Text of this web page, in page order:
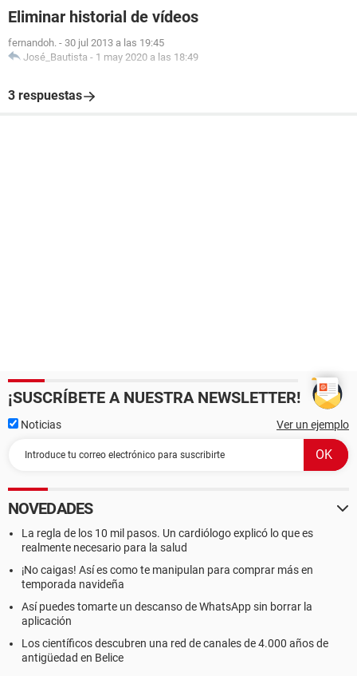
Eliminar historial de vídeos
fernandoh. - 30 jul 2013 a las 19:45
José_Bautista - 1 may 2020 a las 18:49
3 respuestas
¡SUSCRÍBETE A NUESTRA NEWSLETTER!
Noticias Ver un ejemplo
NOVEDADES
La regla de los 10 mil pasos. Un cardiólogo explicó lo que es
realmente necesario para la salud
¡No caigas! Así es como te manipulan para comprar más en
temporada navideña
Así puedes tomarte un descanso de WhatsApp sin borrar la
aplicación
Los científicos descubren una red de canales de 4.000 años de
antigüedad en Belice